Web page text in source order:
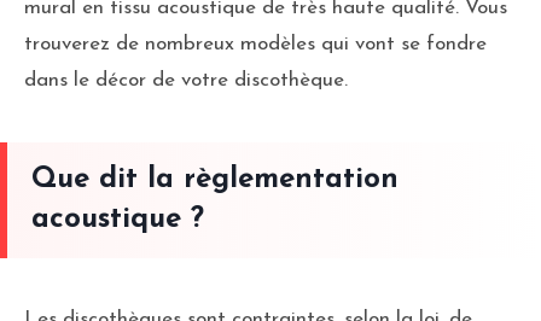
mural en tissu acoustique de très haute qualité. Vous
trouverez de nombreux modèles qui vont se fondre
dans le décor de votre discothèque.
Que dit la règlementation
acoustique ?